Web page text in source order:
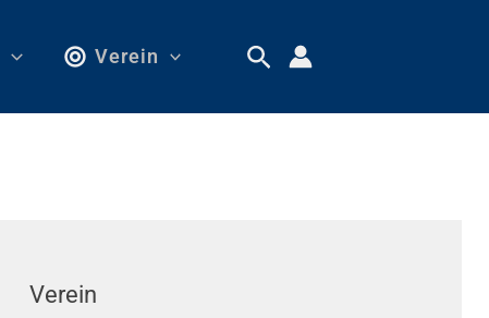
Verein
Verein